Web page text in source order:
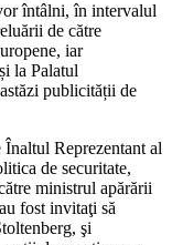
întâlni, în intervalul
de către
iar
la Palatul
publicității de
Reprezentant al
de securitate,
ministrul apărării
fost invitaţi să
şi